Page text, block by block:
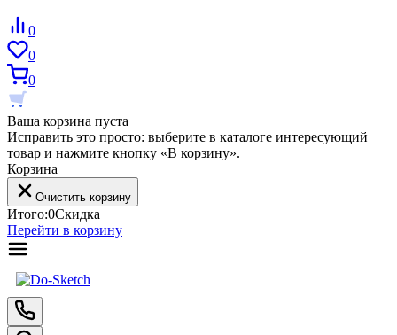
0
0
0
Ваша корзина пуста
Исправить это просто: выберите в каталоге интересующий
товар и нажмите кнопку «В корзину».
Корзина
Очистить корзину
Итого:0Скидка
Перейти в корзину